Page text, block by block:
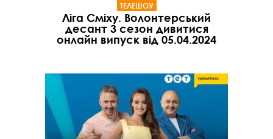
ТЕЛЕШОУ
Ліга Сміху. Волонтерський
десант 3 сезон дивитися
онлайн випуск від 05.04.2024